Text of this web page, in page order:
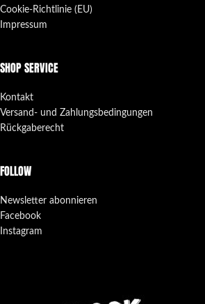
Cookie-Richtlinie (EU)
Impressum
SHOP SERVICE
Kontakt
Versand- und Zahlungsbedingungen
Rückgaberecht
FOLLOW
Newsletter abonnieren
Facebook
Instagram